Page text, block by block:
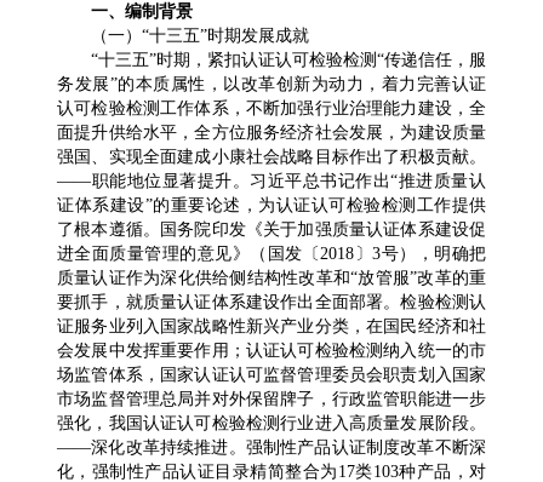
一、编制背景
（一）“十三五”时期发展成就
“十三五”时期，紧扣认证认可检验检测“传递信任，服
务发展”的本质属性，以改革创新为动力，着力完善认证
认可检验检测工作体系，不断加强行业治理能力建设，全
面提升供给水平，全方位服务经济社会发展，为建设质量
强国、实现全面建成小康社会战略目标作出了积极贡献。
——职能地位显著提升。习近平总书记作出“推进质量认
证体系建设”的重要论述，为认证认可检验检测工作提供
了根本遵循。国务院印发《关于加强质量认证体系建设促
进全面质量管理的意见》（国发〔2018〕3号），明确把
质量认证作为深化供给侧结构性改革和“放管服”改革的重
要抓手，就质量认证体系建设作出全面部署。检验检测认
证服务业列入国家战略性新兴产业分类，在国民经济和社
会发展中发挥重要作用；认证认可检验检测纳入统一的市
场监管体系，国家认证认可监督管理委员会职责划入国家
市场监督管理总局并对外保留牌子，行政监管职能进一步
强化，我国认证认可检验检测行业进入高质量发展阶段。
——深化改革持续推进。强制性产品认证制度改革不断深
化，强制性产品认证目录精简整合为17类103种产品，对